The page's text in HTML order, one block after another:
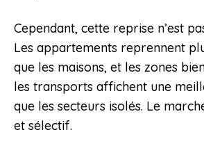
Cependant, cette reprise n’est
Les appartements reprennent
que les maisons, et les zones
les transports affichent une
que les secteurs isolés. Le
et sélectif.